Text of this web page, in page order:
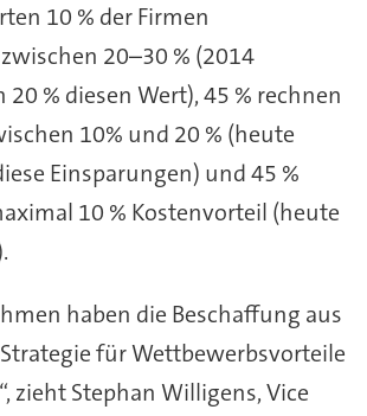
10 % der Firmen
20–30 % (2014
% diesen Wert), 45 % rechnen
10% und 20 % (heute
Einsparungen) und 45 %
10 % Kostenvorteil (heute
haben die Beschaffung aus
für Wettbewerbsvorteile
zieht Stephan Willigens, Vice